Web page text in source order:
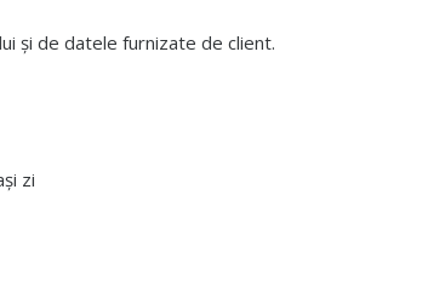
și de datele furnizate de client.
zi